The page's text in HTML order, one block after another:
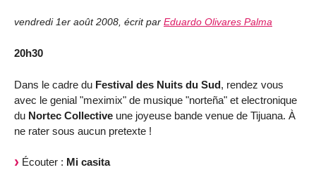
vendredi 1er août 2008, écrit par Eduardo Olivares Palma
20h30
Dans le cadre du Festival des Nuits du Sud, rendez vous
avec le genial "meximix" de musique "norteña" et electronique
du Nortec Collective une joyeuse bande venue de Tijuana. À
ne rater sous aucun pretexte !
Écouter : Mi casita